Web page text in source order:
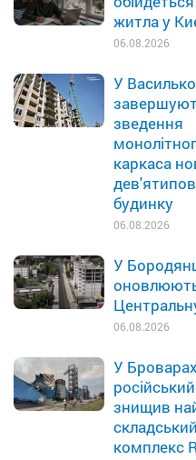
житла у
06.08.2026
У
зведення
каркаса
будинку
06.08.2026
У
06.08.2026
У Броварах
знищив
складський
комплекс